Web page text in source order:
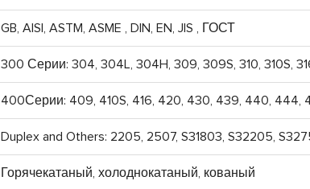
GB, AISI, ASTM, ASME , DIN, EN, JIS , ГОСТ
300 Серии: 304, 304L, 304H, 309, 309S, 310, 310S,
400Серии: 409, 410S, 416, 420, 430, 439, 440, 444,
Duplex and Others: 2205, 2507, S31803, S32205,
Горячекатаный, холоднокатаный, кованый